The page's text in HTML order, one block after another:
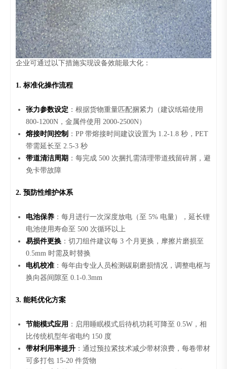
企业可通过以下措施实现设备效能最大化：
1. 标准化操作流程
张力参数设定 ：根据货物重量匹配捆紧力（建议纸箱使用
800-1200N，金属件使用 2000-2500N）
熔接时间控制 ：PP 带熔接时间建议设置为 1.2-1.8 秒，PET
带需延长至 2.5-3 秒
带道清洁周期 ：每完成 500 次捆扎需清理带道残留碎屑，避
免卡带故障
2. 预防性维护体系
电池保养 ：每月进行一次深度放电（至 5% 电量），延长锂
电池使用寿命至 500 次循环以上
易损件更换 ：切刀组件建议每 3 个月更换，摩擦片磨损至
0.5mm 时需及时替换
电机校准 ：每年由专业人员检测碳刷磨损情况，调整电枢与
换向器间隙至 0.1-0.3mm
3. 能耗优化方案
节能模式应用 ：启用睡眠模式后待机功耗可降至 0.5W，相
比传统机型年省电约 150 度
带材利用率提升 ：通过预拉紧技术减少带材浪费，每卷带材
可多打包 15-20 件货物